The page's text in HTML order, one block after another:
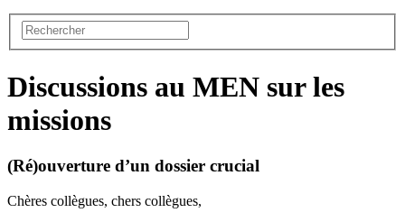
Discussions au MEN sur les
missions
(Ré)ouverture d’un dossier crucial
Chères collègues, chers collègues,